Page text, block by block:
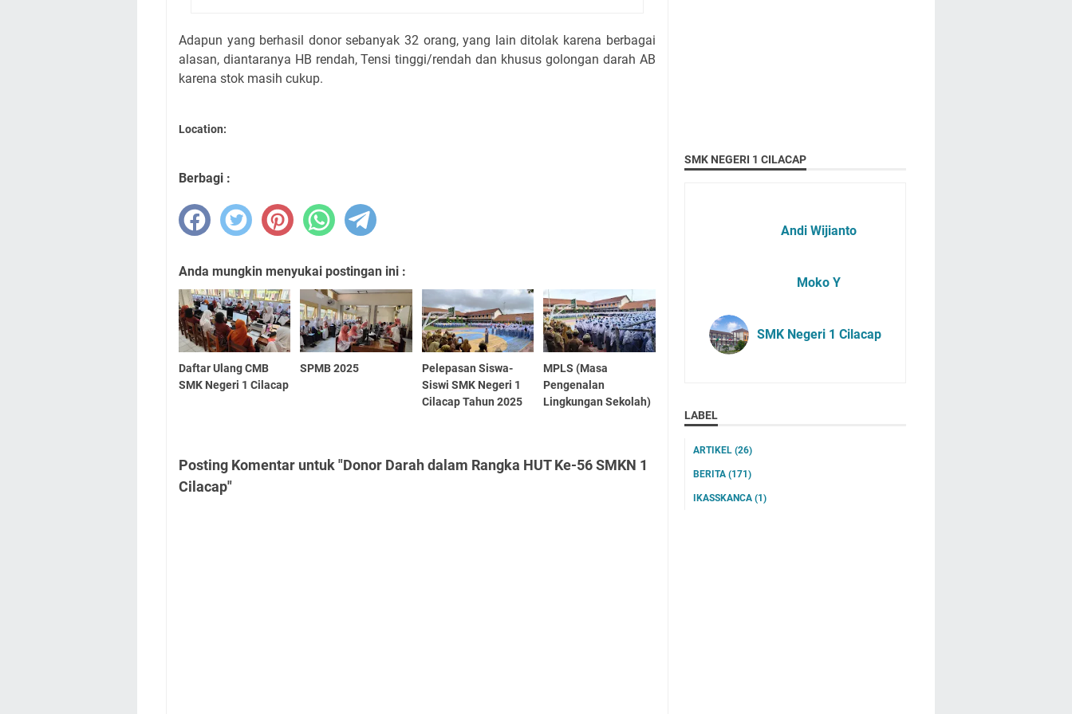
Adapun yang berhasil donor sebanyak 32 orang, yang lain ditolak karena berbagai
alasan, diantaranya HB rendah, Tensi tinggi/rendah dan khusus golongan darah AB
karena stok masih cukup.
Location:
Berbagi :
Anda mungkin menyukai postingan ini :
Daftar Ulang CMB
SMK Negeri 1 Cilacap
SPMB 2025
Pelepasan Siswa-
Siswi SMK Negeri 1
Cilacap Tahun 2025
MPLS (Masa
Pengenalan
Lingkungan Sekolah)
Posting Komentar untuk "Donor Darah dalam Rangka HUT Ke-56 SMKN 1
Cilacap"
SMK NEGERI 1 CILACAP
Andi Wijianto
Moko Y
SMK Negeri 1 Cilacap
LABEL
ARTIKEL (26)
BERITA (171)
IKASSKANCA (1)